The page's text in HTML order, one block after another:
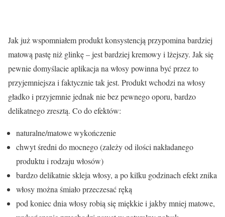
Jak już wspomniałem produkt konsystencją przypomina bardziej
matową pastę niż glinkę – jest bardziej kremowy i lżejszy. Jak się
pewnie domyślacie aplikacja na włosy powinna być przez to
przyjemniejsza i faktycznie tak jest. Produkt wchodzi na włosy
gładko i przyjemnie jednak nie bez pewnego oporu, bardzo
delikatnego zresztą. Co do efektów:
naturalne/matowe wykończenie
chwyt średni do mocnego (zależy od ilości nakładanego
produktu i rodzaju włosów)
bardzo delikatnie skleja włosy, a po kilku godzinach efekt znika
włosy można śmiało przeczesać ręką
pod koniec dnia włosy robią się miękkie i jakby mniej matowe,